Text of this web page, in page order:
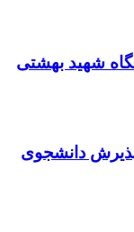
شهید بهشتی
دانشجوی